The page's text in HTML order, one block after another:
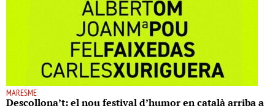
MARESME
Descollona’t: el nou festival d’humor en català arriba a